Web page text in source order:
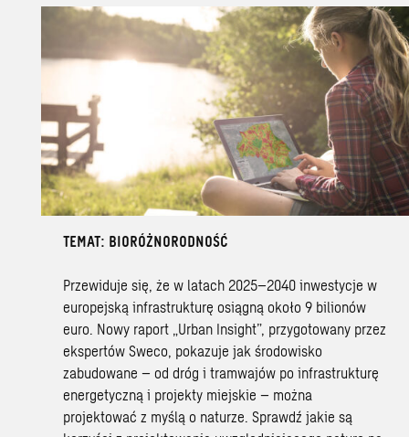
TEMAT: BIORÓŻNORODNOŚĆ
Przewiduje się, że w latach 2025–2040 inwestycje w
europejską infrastrukturę osiągną około 9 bilionów
euro. Nowy raport „Urban Insight”, przygotowany przez
ekspertów Sweco, pokazuje jak środowisko
zabudowane – od dróg i tramwajów po infrastrukturę
energetyczną i projekty miejskie – można
projektować z myślą o naturze. Sprawdź jakie są